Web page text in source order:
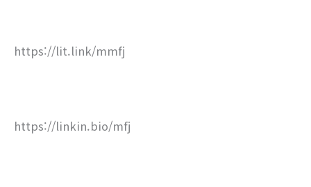
https://lit.link/mmfj
https://linkin.bio/mfj